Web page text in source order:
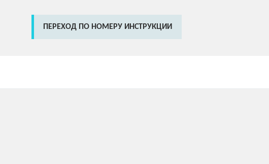
ПЕРЕХОД ПО НОМЕРУ ИНСТРУКЦИИ